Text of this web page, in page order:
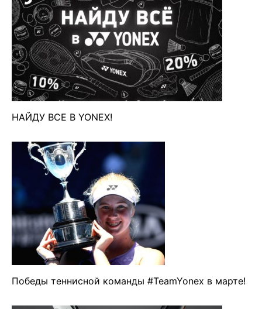
НАЙДУ ВСЕ В YONEX!
Победы теннисной команды #TeamYonex в марте!